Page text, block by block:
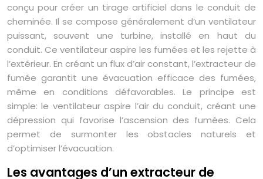
conçu pour créer un tirage artificiel dans le conduit de
cheminée. Il se compose généralement d’un ventilateur
puissant, souvent une turbine, installé en haut du
conduit. Ce ventilateur aspire les fumées et les rejette à
l’extérieur. En créant un flux d’air constant, l’extracteur de
fumée garantit une évacuation efficace des fumées,
même en conditions défavorables. Le principe est
simple: le ventilateur aspire l’air du conduit, créant une
dépression qui favorise l’ascension des fumées. Cela
permet de surmonter les obstacles naturels et
d’optimiser l’évacuation.
Les avantages d’un extracteur de